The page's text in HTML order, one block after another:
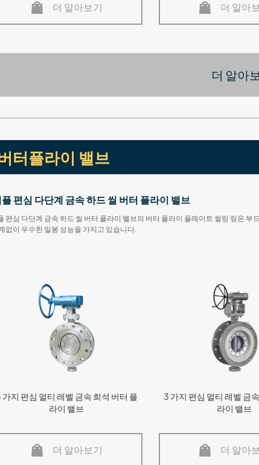
더 알아보기 더 알아
더 알아
터플라이 밸브
편심 다단계 금속 하드 씰 버터 플라이 밸브
편심 다단계 금속 하드 씰 버터 플라이 밸브의 버터 플라이 플레이트 씰링 링은
없이 우수한 밀봉 성능을 가지고 있습니다.
가지 편심 멀티 레벨 금속 희석 버터 플
라이 밸브
더 알아보기
3 가지 편심 멀티 레벨 금
라이 밸브
더 알아